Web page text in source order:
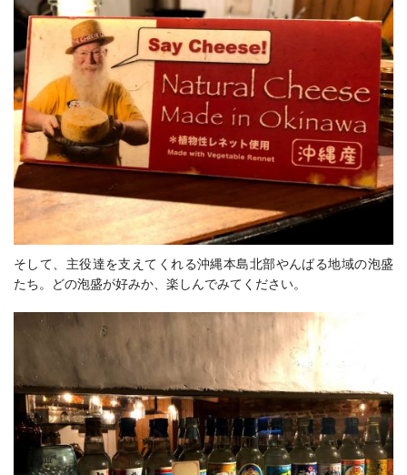
そして、主役達を支えてくれる沖縄本島北部やんばる地域の泡盛
たち。どの泡盛が好みか、楽しんでみてください。